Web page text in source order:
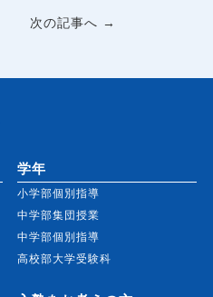
次の記事へ →
学年
小学部個別指導
中学部集団授業
中学部個別指導
高校部大学受験科